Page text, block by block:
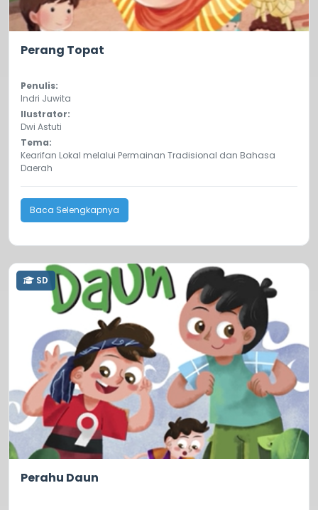
Perang Topat
Penulis:
Indri Juwita
Ilustrator:
Dwi Astuti
Tema:
Kearifan Lokal melalui Permainan Tradisional dan Bahasa
Daerah
Baca Selengkapnya
SD
Perahu Daun